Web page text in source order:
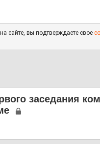
сайте, вы подтверждаете свое
заседания